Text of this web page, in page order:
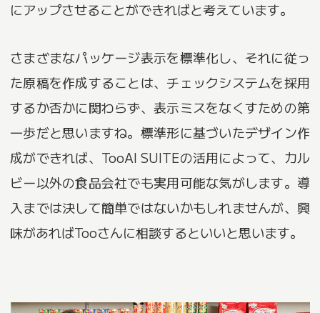
にアップさせることができればと考えています。
さまざまなパッケージ表示を標準化し、それに従っ
た原稿を作成することは、チェックシステムを採用
するか否かに関わらず、表示ミスをなくすための第
一歩だと思いますね。標準形に基づいたデザイン作
成ができれば、TooAI SUITEの活用によって、カル
ビー以外の食品会社でも実用可能な気がします。導
入までは決して簡単ではないかもしれませんが、興
味があればTooさんに相談するといいと思います。